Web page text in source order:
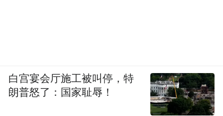
白宫宴会厅施工被叫停，特
朗普怒了：国家耻辱！